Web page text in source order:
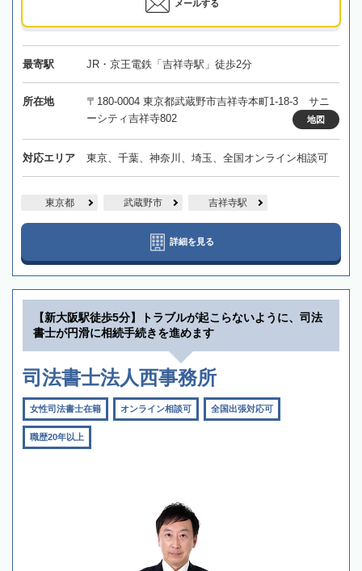
メールする
最寄駅 JR・京王電鉄「吉祥寺駅」徒歩2分
所在地
〒180-0004 東京都武蔵野市吉祥寺本町1-18-3 サニ
ーシティ吉祥寺802
地図
対応エリア 東京、千葉、神奈川、埼玉、全国オンライン相談可
東京都 武蔵野市 吉祥寺駅
詳細を見る
【新大阪駅徒歩5分】トラブルが起こらないように、司法
書士が円滑に相続手続きを進めます
司法書士法人西事務所
女性司法書士在籍 オンライン相談可 全国出張対応可
職歴20年以上